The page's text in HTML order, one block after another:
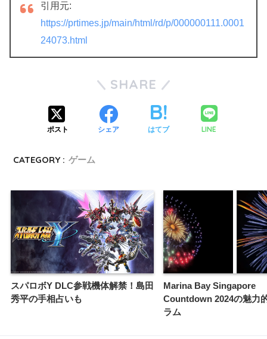
引用元:
https://prtimes.jp/main/html/rd/p/000000111.0001
24073.html
SHARE
ポスト シェア はてブ LINE
CATEGORY : ゲーム
スパロボY DLC参戦機体解禁！島田
秀平の手相占いも
Marina Bay Singapore
Countdown 2024の魅力
ラム